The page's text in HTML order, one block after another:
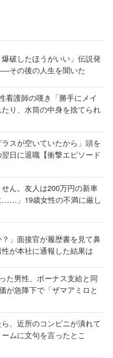
爆破したほうがいい」伝説発
その後の人生を聞いた
看護師の嘆き「勝手にメイ
り、水筒の中身を捨てられ
ラスが空いていたから」頭を
日に退職【衝撃エピソード
せん。友人は200万円の新車
……」19歳女性の不満に厳し
？」面接官が履歴書を見て鼻
本社に通報した結果は
た男性、ボーナス支給と同
急降下で「ザマアミロと
、近所のコンビニが潰れて
ムに文句を言ったとこ